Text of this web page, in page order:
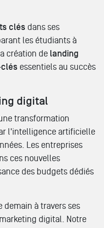
clés dans ses
les étudiants à
création de landing
essentiels au succès
digital
transformation
l'intelligence artificielle
Les entreprises
ces nouvelles
des budgets dédiés
demain à travers ses
digital. Notre